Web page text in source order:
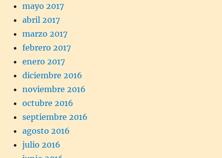
mayo 2017
abril 2017
marzo 2017
febrero 2017
enero 2017
diciembre 2016
noviembre 2016
octubre 2016
septiembre 2016
agosto 2016
julio 2016